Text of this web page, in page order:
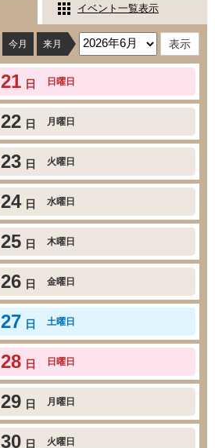
イベント一覧表示
今月 来月
21 日 日曜日
22 日 月曜日
23 日 火曜日
24 日 水曜日
25 日 木曜日
26 日 金曜日
27 日 土曜日
28 日 日曜日
29 日 月曜日
30 日 火曜日